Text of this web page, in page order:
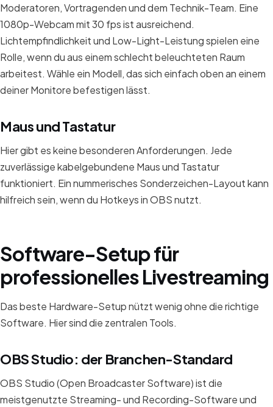
Moderatoren, Vortragenden und dem Technik-Team. Eine
1080p-Webcam mit 30 fps ist ausreichend.
Lichtempfindlichkeit und Low-Light-Leistung spielen eine
Rolle, wenn du aus einem schlecht beleuchteten Raum
arbeitest. Wähle ein Modell, das sich einfach oben an einem
deiner Monitore befestigen lässt.
Maus und Tastatur
Hier gibt es keine besonderen Anforderungen. Jede
zuverlässige kabelgebundene Maus und Tastatur
funktioniert. Ein nummerisches Sonderzeichen-Layout kann
hilfreich sein, wenn du Hotkeys in OBS nutzt.
Software-Setup für
professionelles Livestreaming
Das beste Hardware-Setup nützt wenig ohne die richtige
Software. Hier sind die zentralen Tools.
OBS Studio: der Branchen-Standard
OBS Studio (Open Broadcaster Software) ist die
meistgenutzte Streaming- und Recording-Software und